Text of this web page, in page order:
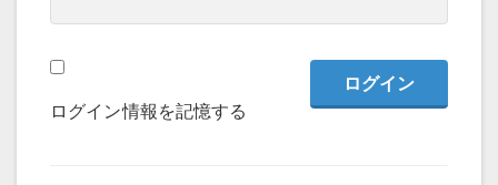
ログイン情報を記憶する